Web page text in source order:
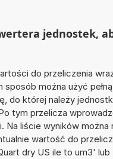
jednostek,
do przeliczenia
sposób można użyć
do której należy
tym przelicza
liście wyników można
wartość do
dry US ile to um3' lub